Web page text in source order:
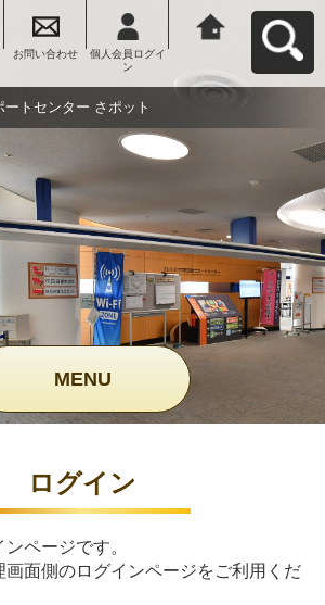
お問い合わせ
個人会員ログイ
ン
ンター さポット
へ戻る
トセンター さポット
MENU
ログイン
ページです。
画面側のログインページをご利用くだ